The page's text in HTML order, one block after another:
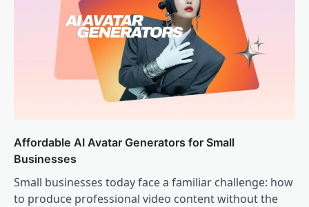
Affordable AI Avatar Generators for Small
Businesses
Small businesses today face a familiar challenge: how
to produce professional video content without the